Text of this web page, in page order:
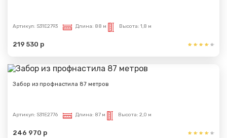
Артикул: S31E2793 Длина: 88 м Высота: 1,8 м
219 530 р
Забор из профнастила 87 метров
Артикул: S31E2776 Длина: 87 м Высота: 2,0 м
246 970 р